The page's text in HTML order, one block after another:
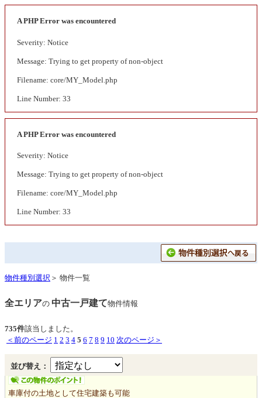
A PHP Error was encountered
Severity: Notice
Message: Trying to get property of non-object
Filename: core/MY_Model.php
Line Number: 33
A PHP Error was encountered
Severity: Notice
Message: Trying to get property of non-object
Filename: core/MY_Model.php
Line Number: 33
物件種別選択 ＞ 物件一覧
全エリアの 中古一戸建て物件情報
735件該当しました。
＜前のページ 1 2 3 4 5 6 7 8 9 10 次のページ＞
並び替え：
車庫付の土地として住宅建築も可能